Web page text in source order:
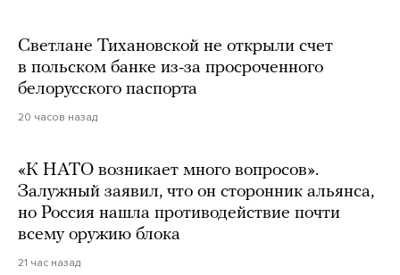
Светлане Тихановской не открыли счет
в польском банке из-за просроченного
белорусского паспорта
20 часов назад
«К НАТО возникает много вопросов».
Залужный заявил, что он сторонник альянса,
но Россия нашла противодействие почти
всему оружию блока
21 час назад